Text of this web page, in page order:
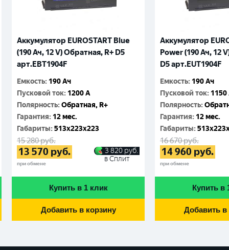
Аккумулятор EUROSTART Blue
(190 Ач, 12 V) Обратная, R+ D5
арт.EBT1904F
Емкость: 190 Ач
Пусковой ток: 1200 A
Полярность:Обратная, R+
Гарантия: 12 мес.
Габариты:513x223x223
15 280руб.
13 570 руб.
при обмене
3 820 руб.
в Сплит
Купить в 1 клик
Добавить в корзину
Аккумулятор
Power (190 Ач, 12
D5 арт.EUT1904F
Емкость: 190 Ач
Пусковой ток: 1150
Полярность:
Гарантия: 12 мес.
Габариты:
16 670руб.
14 960 руб.
при обмене
Купить в
Добавить в